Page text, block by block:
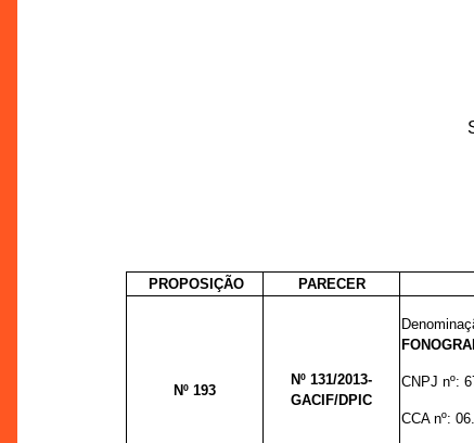
PROPOSIÇÃO PARECER
Nº 193
Nº 131/2013-
GACIF/DPIC
CNPJ nº:
CCA nº: